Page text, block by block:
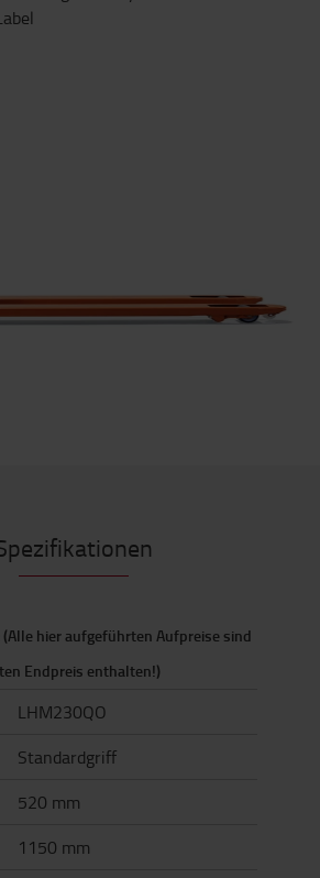
hier aufgeführten Aufpreise sind
Endpreis enthalten!)
LHM230QO
Standardgriff
520 mm
1150 mm